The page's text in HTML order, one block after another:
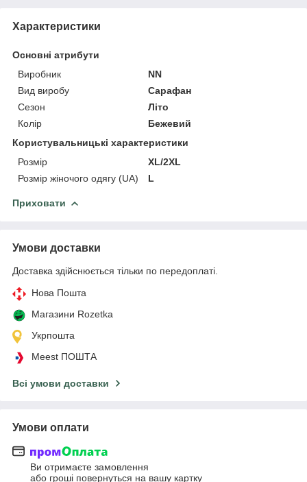
Характеристики
Основні атрибути
Виробник
NN
Вид виробу
Сарафан
Сезон
Літо
Колір
Бежевий
Користувальницькі характеристики
Розмір
XL/2XL
Розмір жіночого одягу (UA)
L
Приховати
Умови доставки
Доставка здійснюється тільки по передоплаті.
Нова Пошта
Магазини Rozetka
Укрпошта
Meest ПОШТА
Всі умови доставки
Умови оплати
Ви отримаєте замовлення
або гроші повернуться на вашу картку